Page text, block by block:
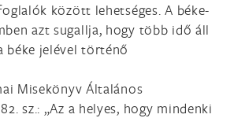
között lehetséges. A béke-
azt sugallja, hogy több idő áll
béke jelével történő
Misekönyv Általános
sz.: „Az a helyes, hogy mindenki